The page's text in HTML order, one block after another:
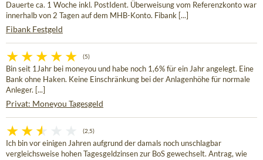
Dauerte ca. 1 Woche inkl. PostIdent. Überweisung vom Referenzkonto war
innerhalb von 2 Tagen auf dem MHB-Konto. Fibank [...]
Fibank Festgeld
(5)
Bin seit 1Jahr bei moneyou und habe noch 1,6% für ein Jahr angelegt. Eine
Bank ohne Haken. Keine Einschränkung bei der Anlagenhöhe für normale
Anleger. [...]
Privat: Moneyou Tagesgeld
(2,5)
Ich bin vor einigen Jahren aufgrund der damals noch unschlagbar
vergleichsweise hohen Tagesgeldzinsen zur BoS gewechselt. Antrag, wie